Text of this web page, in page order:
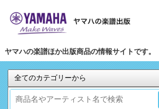
ヤマハの楽譜ほか出版商品の情報サイトです。